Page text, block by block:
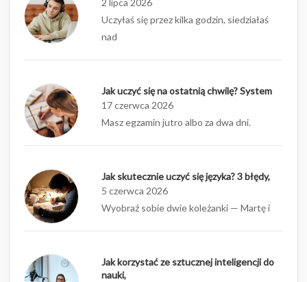
Uczyłaś się przez kilka godzin, siedziałaś
nad
Jak uczyć się na ostatnią chwilę? System
17 czerwca 2026
Masz egzamin jutro albo za dwa dni.
Jak skutecznie uczyć się języka? 3 błędy,
5 czerwca 2026
Wyobraź sobie dwie koleżanki — Martę i
Jak korzystać ze sztucznej inteligencji do
nauki,